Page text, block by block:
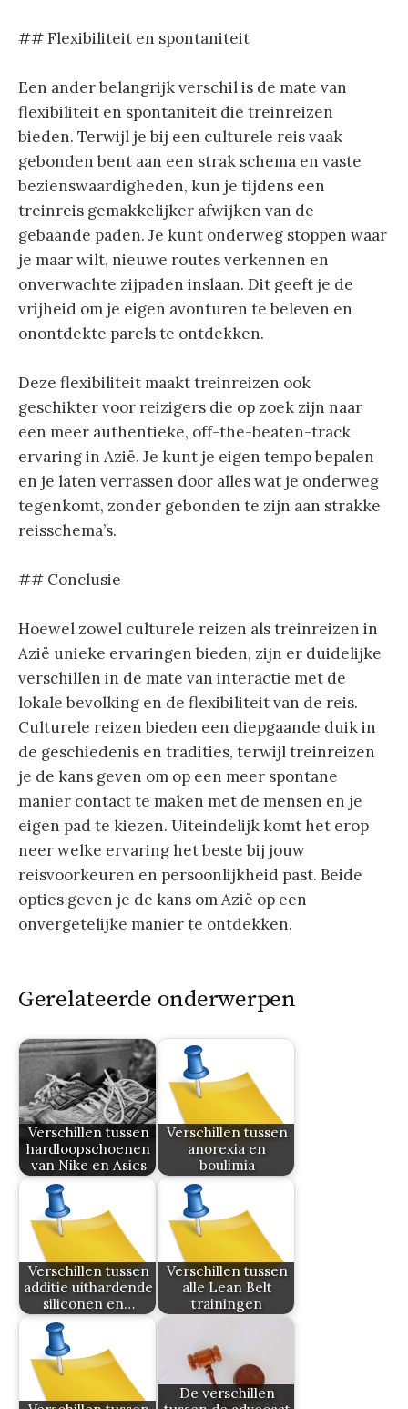
## Flexibiliteit en spontaniteit
Een ander belangrijk verschil is de mate van
flexibiliteit en spontaniteit die treinreizen
bieden. Terwijl je bij een culturele reis vaak
gebonden bent aan een strak schema en vaste
bezienswaardigheden, kun je tijdens een
treinreis gemakkelijker afwijken van de
gebaande paden. Je kunt onderweg stoppen waar
je maar wilt, nieuwe routes verkennen en
onverwachte zijpaden inslaan. Dit geeft je de
vrijheid om je eigen avonturen te beleven en
onontdekte parels te ontdekken.
Deze flexibiliteit maakt treinreizen ook
geschikter voor reizigers die op zoek zijn naar
een meer authentieke, off-the-beaten-track
ervaring in Azië. Je kunt je eigen tempo bepalen
en je laten verrassen door alles wat je onderweg
tegenkomt, zonder gebonden te zijn aan strakke
reisschema’s.
## Conclusie
Hoewel zowel culturele reizen als treinreizen in
Azië unieke ervaringen bieden, zijn er duidelijke
verschillen in de mate van interactie met de
lokale bevolking en de flexibiliteit van de reis.
Culturele reizen bieden een diepgaande duik in
de geschiedenis en tradities, terwijl treinreizen
je de kans geven om op een meer spontane
manier contact te maken met de mensen en je
eigen pad te kiezen. Uiteindelijk komt het erop
neer welke ervaring het beste bij jouw
reisvoorkeuren en persoonlijkheid past. Beide
opties geven je de kans om Azië op een
onvergetelijke manier te ontdekken.
Gerelateerde onderwerpen
Verschillen tussen
hardloopschoenen
van Nike en Asics
Verschillen tussen
anorexia en
boulimia
Verschillen tussen
additie uithardende
siliconen en…
Verschillen tussen
alle Lean Belt
trainingen
De verschillen